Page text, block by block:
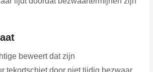
beweert dat zijn
tekortschiet door niet tijdig bezwaar